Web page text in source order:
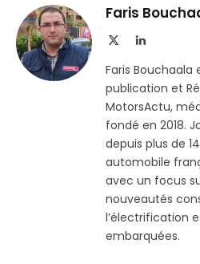
Faris
LinkedIn
Faris Bouchaala
publication et
MotorsActu,
fondé en 2018.
depuis plus de
automobile
avec un focus
nouveautés
l’électrification
embarquées.